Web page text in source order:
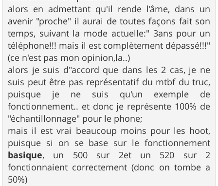
alors en admettant qu'il rende l’âme, dans un
avenir "proche" il aurai de toutes façons fait son
temps, suivant la mode actuelle:" 3ans pour un
téléphone!!! mais il est complètement dépassé!!!"
(ce n'est pas mon opinion,la..)
alors je suis d"accord que dans les 2 cas, je ne
suis peut être pas représentatif du mtbf du truc,
puisque je ne suis qu'un exemple de
fonctionnement.. et donc je représente 100% de
"échantillonnage" pour le phone;
mais il est vrai beaucoup moins pour les hoot,
puisque si on se base sur le fonctionnement
basique, un 500 sur 2et un 520 sur 2
fonctionnaient correctement (donc on tombe a
50%)